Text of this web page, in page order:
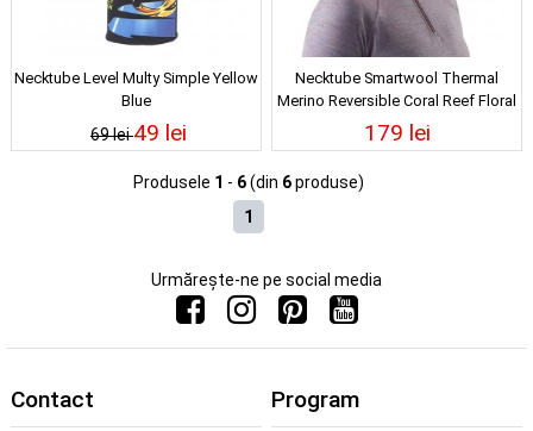
Necktube Level Multy Simple Yellow
Blue
69 lei49 lei
Necktube Smartwool Thermal
Merino Reversible Coral Reef Floral
179 lei
Produsele 1 - 6(din 6produse)
1
Urmărește-ne pe social media
Contact Program